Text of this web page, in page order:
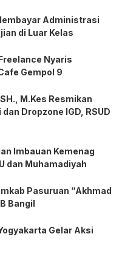
Administrasi
di Luar Kelas
Nyaris
Gempol 9
M.Kes Resmikan
Dropzone IGD, RSUD
Imbauan Kemenag
dan Muhamadiyah
Pasuruan “Akhmad
Bangil
Gelar Aksi